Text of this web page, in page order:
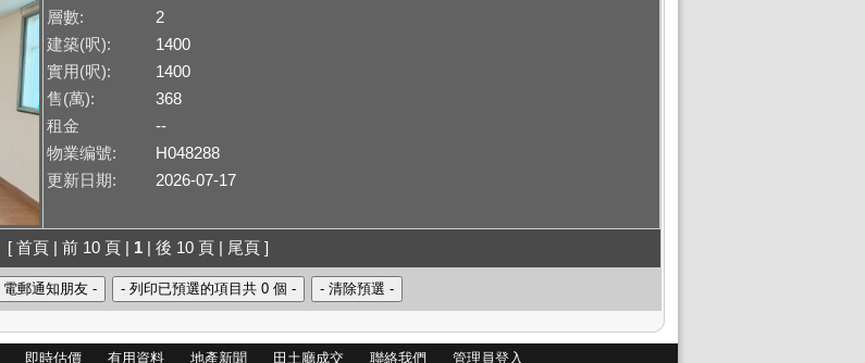
層數:
2
建築(呎):
1400
實用(呎):
1400
售(萬):
368
租金
--
物業编號:
H048288
更新日期:
2026-07-17
[ 首頁 | 前 10 頁 | 1| 後 10 頁 | 尾頁 ]
即時估價 有用資料 地產新聞 田土廳成交 聯絡我們 管理員登入